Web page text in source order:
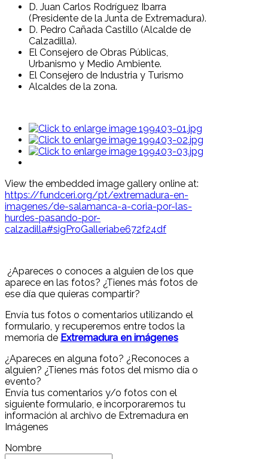
D. Juan Carlos Rodríguez Ibarra
(Presidente de la Junta de Extremadura).
D. Pedro Cañada Castillo (Alcalde de
Calzadilla).
El Consejero de Obras Públicas,
Urbanismo y Medio Ambiente.
El Consejero de Industria y Turismo
Alcaldes de la zona.
View the embedded image gallery online at:
https://fundceri.org/pt/extremadura-en-
imagenes/de-salamanca-a-coria-por-las-
hurdes-pasando-por-
calzadilla#sigProGalleriabe672f24df
¿Apareces o conoces a alguien de los que
aparece en las fotos? ¿Tienes más fotos de
ese día que quieras compartir?
Envía tus fotos o comentarios utilizando el
formulario, y recuperemos entre todos la
memoria de Extremadura en imágenes
¿Apareces en alguna foto? ¿Reconoces a
alguien? ¿Tienes más fotos del mismo día o
evento?
Envía tus comentarios y/o fotos con el
siguiente formulario, e incorporaremos tu
información al archivo de Extremadura en
Imágenes
Nombre